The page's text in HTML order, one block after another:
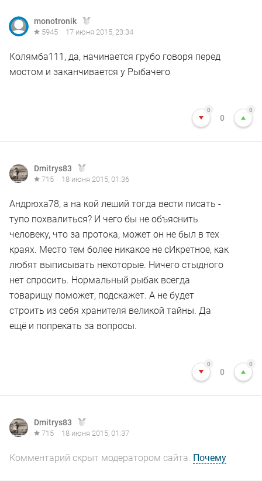
monotronik
5945 17 июня 2015, 23:34
Колямба111, да, начинается грубо говоря перед
мостом и заканчивается у Рыбачего
0
0
0
Dmitrys83
715 18 июня 2015, 01:36
Андрюха78, а на кой леший тогда вести писать -
тупо похвалиться? И чего бы не объяснить
человеку, что за протока, может он не был в тех
краях. Место тем более никакое не сИкретное, как
любят выписывать некоторые. Ничего стыдного
нет спросить. Нормальный рыбак всегда
товарищу поможет, подскажет. А не будет
строить из себя хранителя великой тайны. Да
ещё и попрекать за вопросы.
0
0
0
Dmitrys83
715 18 июня 2015, 01:37
Комментарий скрыт модератором сайта. Почему